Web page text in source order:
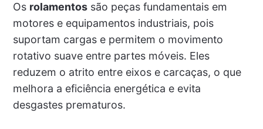
Os rolamentossão peças fundamentais em
motores e equipamentos industriais, pois
suportam cargas e permitem o movimento
rotativo suave entre partes móveis. Eles
reduzem o atrito entre eixos e carcaças, o que
melhora a eficiência energética e evita
desgastes prematuros.